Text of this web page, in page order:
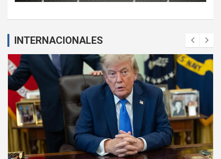
INTERNACIONALES